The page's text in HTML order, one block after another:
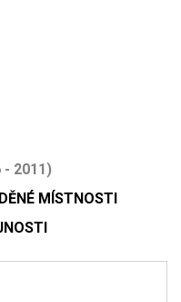
- 2011)
MÍSTNOSTI